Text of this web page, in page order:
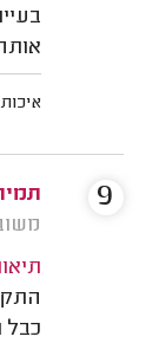
איכות
משוב: 04/
כבל
9